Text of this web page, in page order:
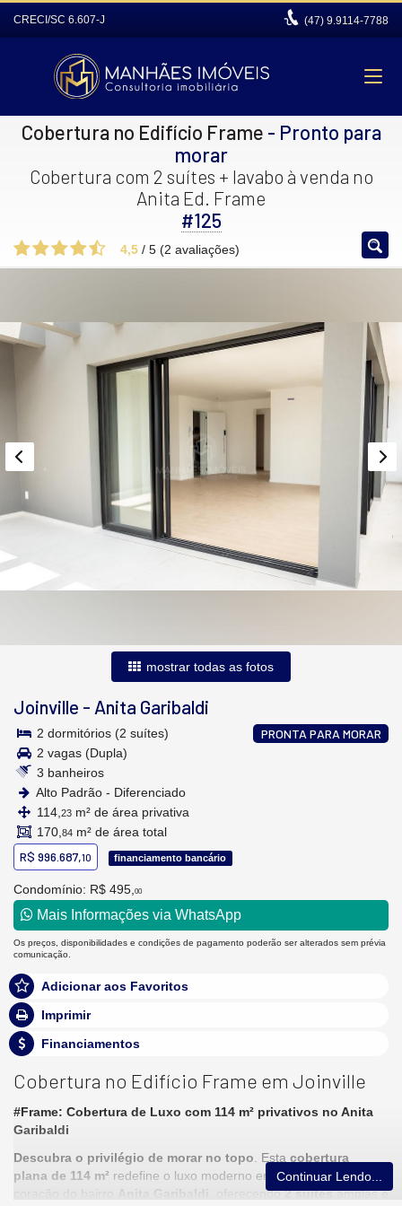
CRECI/SC 6.607-J (47) 9.9114-7788
Cobertura no Edifício Frame - Pronto para
morar
Cobertura com 2 suítes + lavabo à venda no
Anita Ed. Frame
#125
4,5 / 5 (2 avaliações)
mostrar todas as fotos
Joinville - Anita Garibaldi
PRONTA PARA MORAR
2 dormitórios (2 suítes)
2 vagas (Dupla)
3 banheiros
Alto Padrão - Diferenciado
114, 23 m² de área privativa
170, 84 m² de área total
R$ 996.687,10 financiamento bancário
Condomínio: R$ 495, 00
Mais Informações via WhatsApp
Os preços, disponibilidades e condições de pagamento poderão ser alterados sem prévia
comunicação.
Adicionar aos Favoritos
Imprimir
Financiamentos
Cobertura no Edifício Frame em Joinville
#Frame: Cobertura de Luxo com 114 m² privativos no Anita
Garibaldi
Descubra o privilégio de morar no topo . Esta cobertura
plana de 114 m² redefine o luxo moderno emJoinville, no
coração do bairro
Anita Garibaldi , oferecendo2 suítesamplas e
Continuar Lendo...